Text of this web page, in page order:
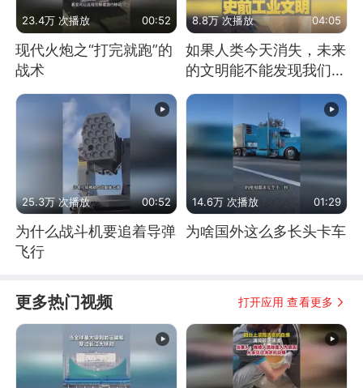
23.4万 次播放 00:52
现代火炮之“打完就跑”的
战术
8.8万 次播放 04:05
如果人类今天消失，未来
的文明能不能发现我们存
在过？
25.3万 次播放 00:52
为什么战斗机要追着导弹
飞行
14.6万 次播放 01:29
为啥国外这么多长头卡车
更多热门视频 打开应用 查看更多